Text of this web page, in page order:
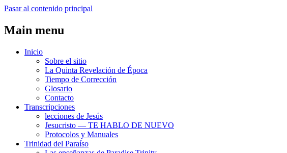
Pasar al contenido principal
Main menu
Inicio
Sobre el sitio
La Quinta Revelación de Época
Tiempo de Corrección
Glosario
Contacto
Transcripciones
lecciones de Jesús
Jesucristo ― TE HABLO DE NUEVO
Protocolos y Manuales
Trinidad del Paraíso